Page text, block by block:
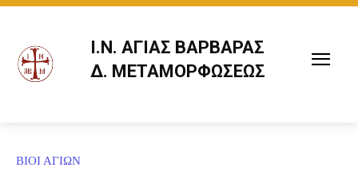
Ι.Ν. ΑΓΙΑΣ ΒΑΡΒΑΡΑΣ
Δ. ΜΕΤΑΜΟΡΦΩΣΕΩΣ
ΒΙΟΙ ΑΓΙΩΝ